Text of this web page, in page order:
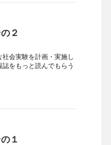
２
会実験を計画・実施し
をもっと読んでもらう
１